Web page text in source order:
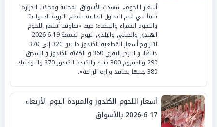
أسعار اللحوم.. شهدت الأسواق المحلية ومحلات الجزارة
تبايناً في قيم التداول الخاصة بقطاع الثروة الحيوانية
واللحوم الحمراء والبيضاء؛ حيث «تفاوتت أسعار اللحوم
الهندي والضاني والبلدي اليوم الجمعة 19-6-2026
لتتراوح أسعار القطعية الكندوز ما بين 320 إلي 370
جنيهًا، و البرجر البقري 360 و الكفتة الكندوز و السجق
290 والمفروم 300 جنيه والكبدة الكندوز 370 والبوفتيك
380 جنيها بمنافذ وزارة الزراعة».
أسعار اللحوم الكندوز والمبردة اليوم الأربعاء
17-6-2026 بالأسواق